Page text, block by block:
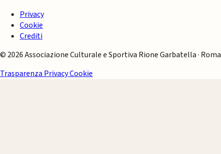
Privacy
Cookie
Crediti
© 2026 Associazione Culturale e Sportiva Rione Garbatella · Roma
Trasparenza PrivacyCookie